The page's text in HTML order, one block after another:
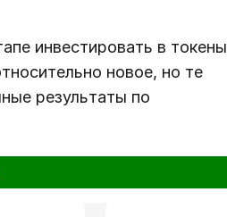
инвестировать в токены
новое, но те
результаты по